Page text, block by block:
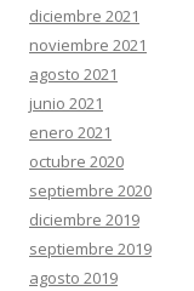
diciembre 2021
noviembre 2021
agosto 2021
junio 2021
enero 2021
octubre 2020
septiembre 2020
diciembre 2019
septiembre 2019
agosto 2019